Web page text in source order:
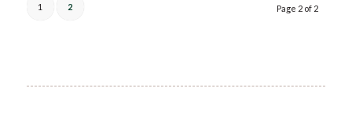
Page 2 of 2
1 2